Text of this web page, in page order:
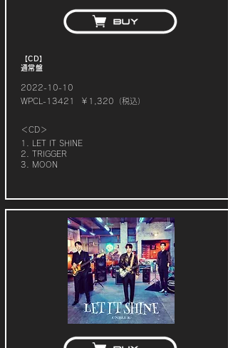
【CD】
通常盤
2022-10-10
WPCL-13421 ￥1,320（税込）
＜CD＞
1. LET IT SHINE
2. TRIGGER
3. MOON